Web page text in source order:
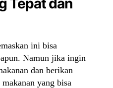
Tepat dan
ini bisa
Namun jika ingin
dan berikan
yang bisa